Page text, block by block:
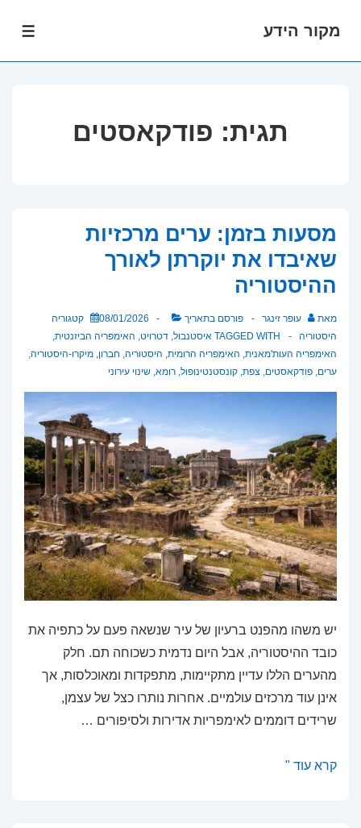
מקור הידע
תגית: פודקאסטים
מסעות בזמן: ערים מרכזיות
שאיבדו את יוקרתן לאורך
ההיסטוריה
מאת עופר זינגר פורסם בתאריך 08/01/2026
קטגוריה
היסטוריה
TAGGED WITH איסטנבול, דטרויט, האימפריה הביזנטית,
האימפריה העות'מאנית, האימפריה הרומית, היסטוריה, חברון, מיקרו-היסטוריה,
ערים, פודקאסטים, צפת, קונסטנטינופול, רומא, שינוי עירוני
יש משהו מהפנט ברעיון של עיר שנשאה פעם על כתפיה את
כובד ההיסטוריה, אבל היום נדמית כשכוחה תם. חלק
מהערים הללו עדיין מתקיימות, מתפקדות ומאוכלסות, אך
אינן עוד מרכזים עולמיים. אחרות נותרו כצל של עצמן,
שרידים דוממים לאימפריות אדירות ולסיפורים …
מסעות
קרא עוד "